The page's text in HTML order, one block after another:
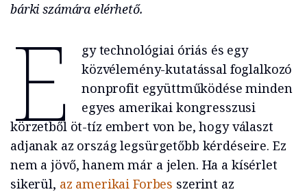
bárki számára elérhető.
E
gy technológiai óriás és egy
közvélemény-kutatással foglalkozó
nonprofit együttműködése minden
egyes amerikai kongresszusi
körzetből öt-tíz embert von be, hogy választ
adjanak az ország legsürgetőbb kérdéseire. Ez
nem a jövő, hanem már a jelen. Ha a kísérlet
sikerül, az amerikai Forbes szerint az